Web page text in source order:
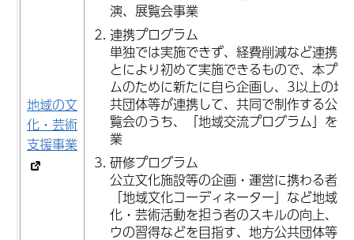
地域の文
化・芸術
支援事業
演、展覧会事業
連携プログラム
単独では実施できず、経費削減など連携す
とにより初めて実施できるもので、本プロ
ムのために新たに自ら企画し、3以上の地
共団体等が連携して、共同で制作する公演
覧会のうち、「地域交流プログラム」を伴
業
研修プログラム
公立文化施設等の企画・運営に携わる者及
「地域文化コーディネーター」など地域の
化・芸術活動を担う者のスキルの向上、ノ
ウの習得などを目指す、地方公共団体等が